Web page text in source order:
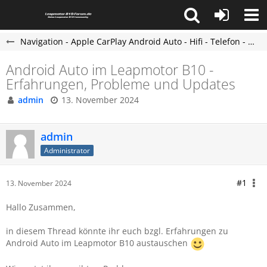
Navigation - Apple CarPlay Android Auto - Hifi - Telefon - Leapmotor B10 Forum
Android Auto im Leapmotor B10 -
Erfahrungen, Probleme und Updates
admin 13. November 2024
admin
Administrator
13. November 2024 #1
Hallo Zusammen,
in diesem Thread könnte ihr euch bzgl. Erfahrungen zu
Android Auto im Leapmotor B10 austauschen